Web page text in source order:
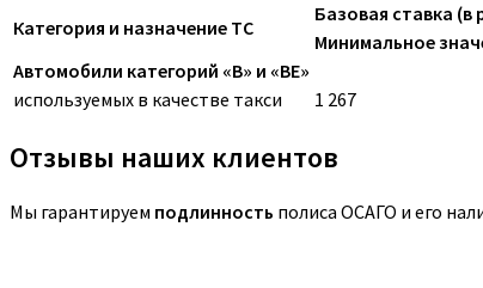
Категория и назначение ТС
Базовая ставка (в
Минимальное
Автомобили категорий «B» и «BE»
используемых в качестве такси
1 267
Отзывы наших клиентов
Мы гарантируем подлинность полиса ОСАГО и его